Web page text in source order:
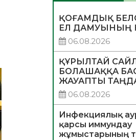
ҚОҒАМДЫҚ
ЕЛ ДАМУЫНЫҢ
06.08.2026
ҚҰРЫЛТАЙ
БОЛАШАҚҚА
ЖАУАПТЫ
06.08.2026
Инфекциялық
қарсы иммундау
жұмыстарының